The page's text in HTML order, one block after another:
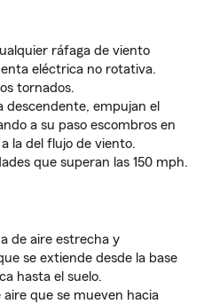
ráfaga de viento
eléctrica no rotativa.
tornados.
descendente, empujan el
a su paso escombros en
la del flujo de viento.
que superan las 150 mph.
de aire estrecha y
se extiende desde la base
hasta el suelo.
que se mueven hacia